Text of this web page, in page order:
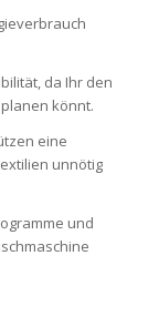
da Ihr den
könnt.
eine
unnötig
und